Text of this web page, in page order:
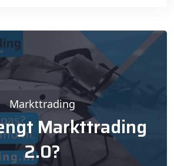
Markttrading
Markttrading
2.0?